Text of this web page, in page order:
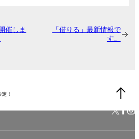
催しま
「借りる」最新情報で
す。
定！